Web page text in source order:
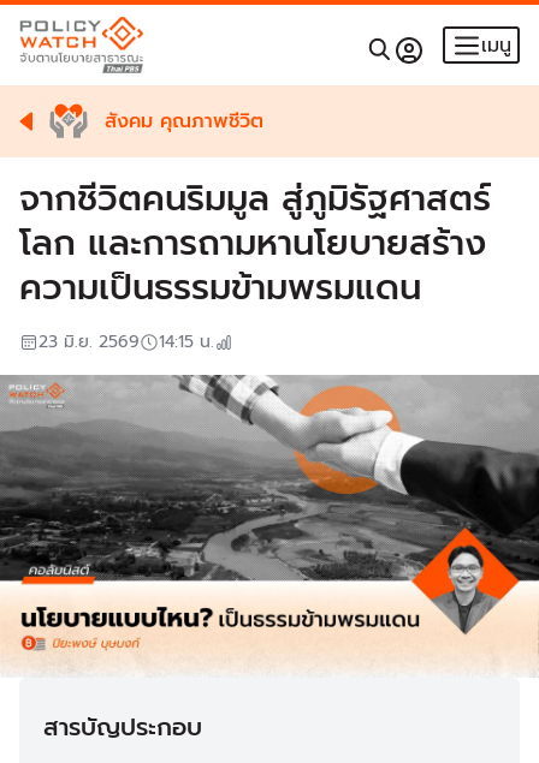
เมนู
สังคม คุณภาพชีวิต
จากชีวิตคนริมมูล สู่ภูมิรัฐศาสตร์
โลก และการถามหานโยบายสร้าง
ความเป็นธรรมข้ามพรมแดน
23 มิ.ย. 2569 14:15 น.
สารบัญประกอบ